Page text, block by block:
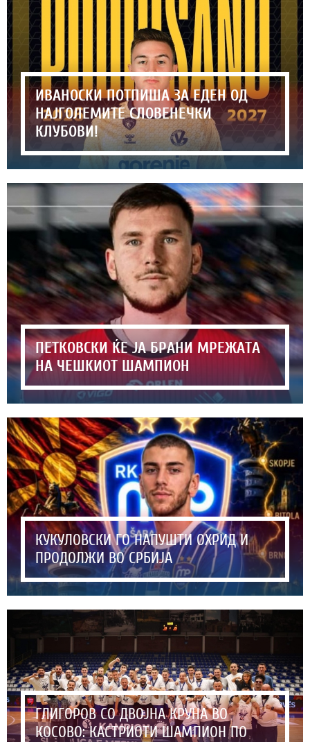
ИВАНОСКИ ПОТПИША ЗА ЕДЕН ОД
НАЈГОЛЕМИТЕ СЛОВЕНЕЧКИ
КЛУБОВИ!
ПЕТКОВСКИ ЌЕ ЈА БРАНИ МРЕЖАТА
НА ЧЕШКИОТ ШАМПИОН
КУКУЛОВСКИ ГО НАПУШТИ ОХРИД И
ПРОДОЛЖИ ВО СРБИЈА
ГЛИГОРОВ СО ДВОЈНА КРУНА ВО
КОСОВО: КАСТРИОТИ ШАМПИОН ПО